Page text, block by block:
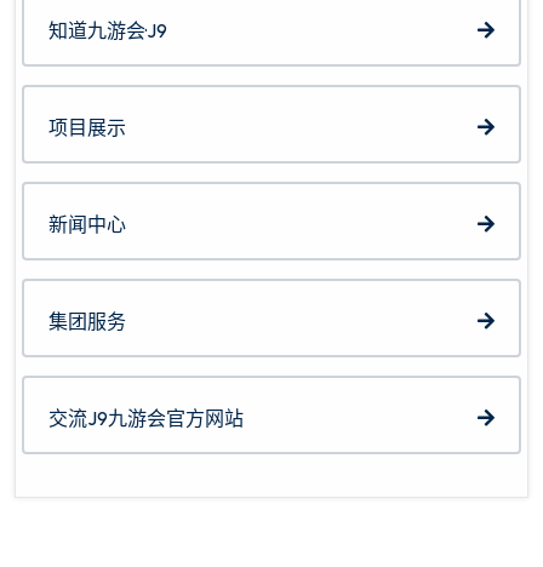
知道九游会·J9
项目展示
新闻中心
集团服务
交流J9九游会官方网站